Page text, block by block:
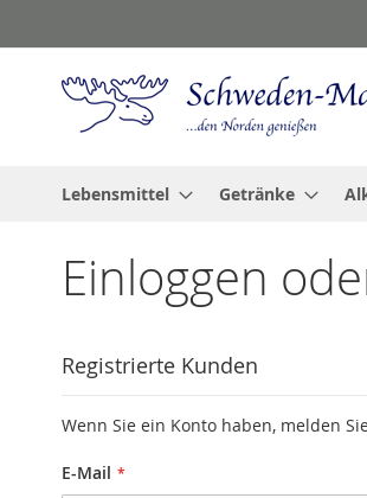
Inhalt
Lebensmittel Getränke
Einloggen
Registrierte Kunden
Wenn Sie ein Konto haben, melden
E-Mail